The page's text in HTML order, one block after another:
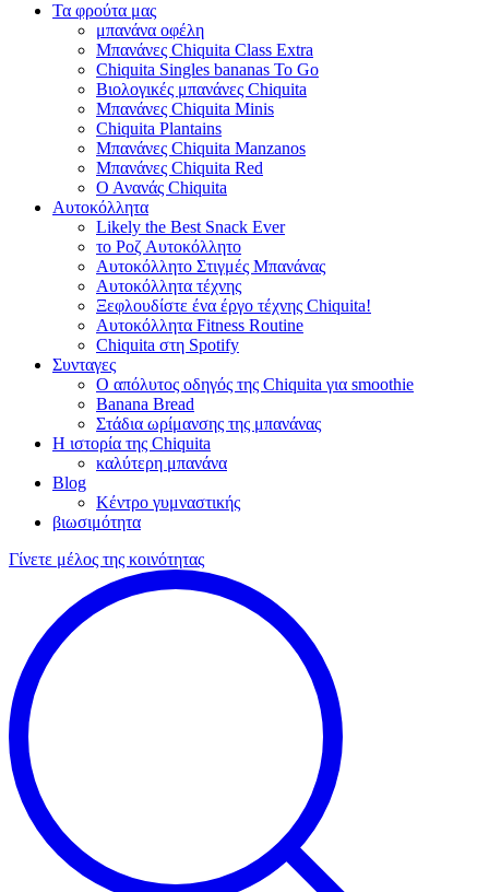
Τα φρούτα μας
μπανάνα οφέλη
Μπανάνες Chiquita Class Extra
Chiquita Singles bananas To Go
Βιολογικές μπανάνες Chiquita
Μπανάνες Chiquita Minis
Chiquita Plantains
Μπανάνες Chiquita Manzanos
Μπανάνες Chiquita Red
Ο Ανανάς Chiquita
Αυτοκόλλητα
Likely the Best Snack Ever
το Ροζ Αυτοκόλλητο
Αυτοκόλλητο Στιγμές Μπανάνας
Αυτοκόλλητα τέχνης
Ξεφλουδίστε ένα έργο τέχνης Chiquita!
Αυτοκόλλητα Fitness Routine
Chiquita στη Spotify
Συνταγες
Ο απόλυτος οδηγός της Chiquita για smoothie
Banana Bread
Στάδια ωρίμανσης της μπανάνας
Η ιστορία της Chiquita
καλύτερη μπανάνα
Blog
Κέντρο γυμναστικής
βιωσιμότητα
Γίνετε μέλος της κοινότητας